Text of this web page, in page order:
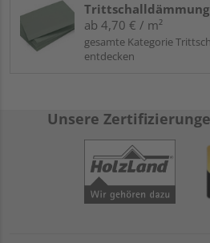
Trittschalldämmung
ab 4,70 € / m²
gesamte Kategorie
entdecken
Unsere